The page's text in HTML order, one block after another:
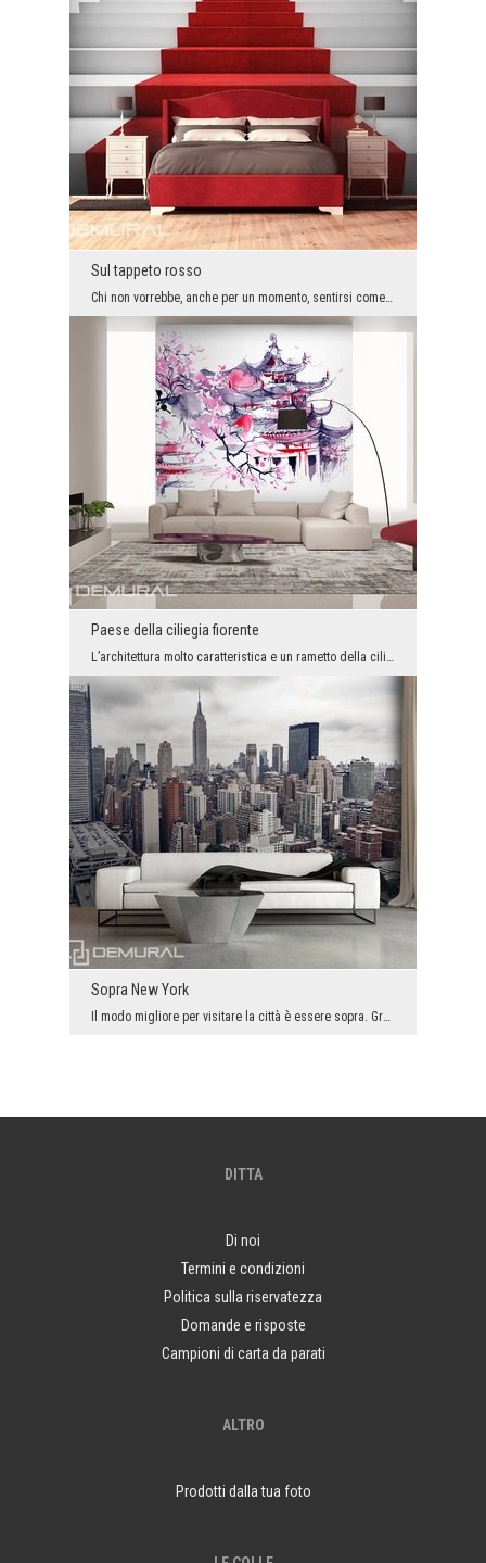
Sul tappeto rosso
Chi non vorrebbe, anche per un momento, sentirsi come una vera stella di Hollywood? Grazie a ques...
Paese della ciliegia fiorente
L’architettura molto caratteristica e un rametto della ciliegia fiorente possono in un secondo sp...
Sopra New York
Il modo migliore per visitare la città è essere sopra. Grazie a questo vediamo precisamente tutto...
DITTA
Di noi
Termini e condizioni
Politica sulla riservatezza
Domande e risposte
Campioni di carta da parati
ALTRO
Prodotti dalla tua foto